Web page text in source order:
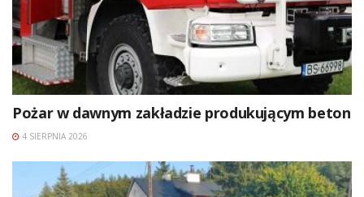
Pożar w dawnym zakładzie produkującym beton
4 SIERPNIA 2026